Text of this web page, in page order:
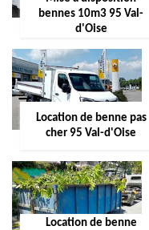
bennes 10m3 95 Val-
d'Oise
Location de benne pas
cher 95 Val-d'Oise
Location de benne